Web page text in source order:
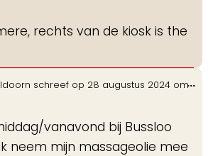
rechts van de kiosk is the
schreef op 28 augustus 2024 om
vanavond bij Bussloo
neem mijn massageolie mee
...